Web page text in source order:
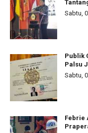
Sabtu,
Publik
Palsu
Sabtu,
Febrie